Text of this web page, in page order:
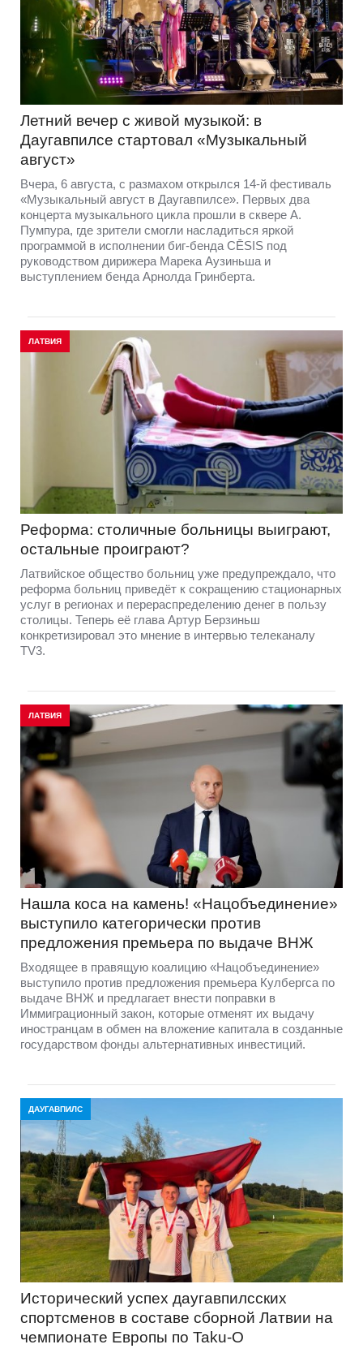
Летний вечер с живой музыкой: в
Даугавпилсе стартовал «Музыкальный
август»
Вчера, 6 августа, с размахом открылся 14-й фестиваль
«Музыкальный август в Даугавпилсе». Первых два
концерта музыкального цикла прошли в сквере А.
Пумпура, где зрители смогли насладиться яркой
программой в исполнении биг-бенда CĒSIS под
руководством дирижера Марека Аузиньша и
выступлением бенда Арнолда Гринберта.
ЛАТВИЯ
Реформа: столичные больницы выиграют,
остальные проиграют?
Латвийское общество больниц уже предупреждало, что
реформа больниц приведёт к сокращению стационарных
услуг в регионах и перераспределению денег в пользу
столицы. Теперь её глава Артур Берзиньш
конкретизировал это мнение в интервью телеканалу
TV3.
ЛАТВИЯ
Нашла коса на камень! «Нацобъединение»
выступило категорически против
предложения премьера по выдаче ВНЖ
Входящее в правящую коалицию «Нацобъединение»
выступило против предложения премьера Кулбергса по
выдаче ВНЖ и предлагает внести поправки в
Иммиграционный закон, которые отменят их выдачу
иностранцам в обмен на вложение капитала в созданные
государством фонды альтернативных инвестиций.
ДАУГАВПИЛС
Исторический успех даугавпилсских
спортсменов в составе сборной Латвии на
чемпионате Европы по Taku-O